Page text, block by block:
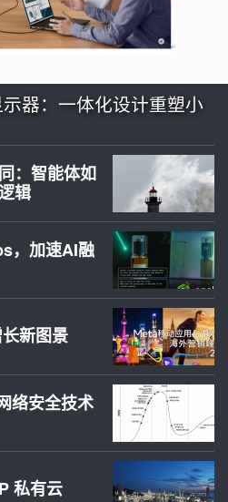
器：一体化设计重塑小
：智能体如
辑
，加速AI融
新图景
络安全技术
私有云